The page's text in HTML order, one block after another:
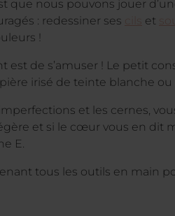
que nous pouvons jouer
: redessiner ses
et
!
est de s’amuser ! Le petit
irisé de teinte blanche
et les cernes,
et si le cœur vous en dit
E.
tous les outils en main